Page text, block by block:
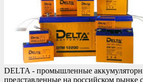
DELTA - промышленные
представленные на российском рынке